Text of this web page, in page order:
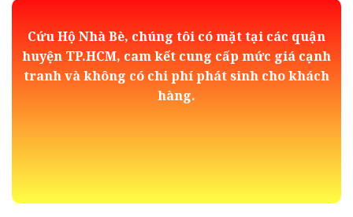
Cứu Hộ Nhà Bè, chúng tôi có mặt tại các quận
huyện TP.HCM, cam kết cung cấp mức giá cạnh
tranh và không có chi phí phát sinh cho khách
hàng.